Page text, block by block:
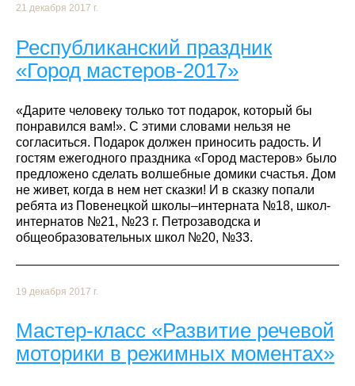
21 декабря 2017 г.
Республиканский праздник
«Город мастеров-2017»
«Дарите человеку только тот подарок, который бы
понравился вам!». С этими словами нельзя не
согласиться. Подарок должен приносить радость. И
гостям ежегодного праздника «Город мастеров» было
предложено сделать волшебные домики счастья. Дом
не живет, когда в нем нет сказки! И в сказку попали
ребята из Повенецкой школы–интерната №18, школ-
интернатов №21, №23 г. Петрозаводска и
общеобразовательных школ №20, №33.
19 декабря 2017 г.
Мастер-класс «Развитие речевой
моторики в режимных моментах»